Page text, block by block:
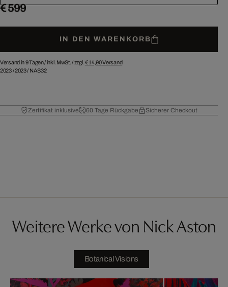
€ 599
IN DEN WARENKORB
Versand in 9 Tagen /inkl. MwSt. / zzgl. € 14,90Versand
2023/2023/ NAS32
Zertifikat inklusive 60 Tage Rückgabe Sicherer Checkout
Weitere Werke von Nick Aston
Botanical Visions